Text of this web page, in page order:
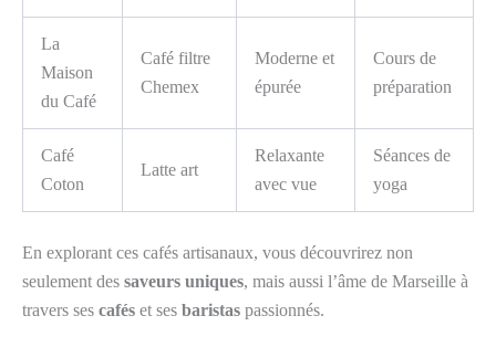
La
Maison
du Café
Café filtre
Chemex
Moderne et
épurée
Cours de
préparation
Café
Coton
Latte art
Relaxante
avec vue
Séances de
yoga
En explorant ces cafés artisanaux, vous découvrirez non
seulement des saveurs uniques, mais aussi l’âme de Marseille à
travers ses cafés et ses baristas passionnés.